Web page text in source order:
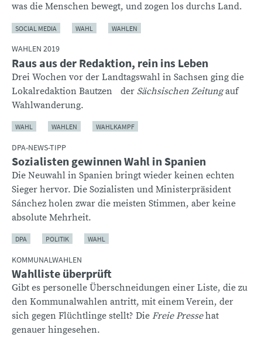
was die Menschen bewegt, und zogen los durchs Land.
SOCIAL MEDIA WAHL WAHLEN
WAHLEN 2019
Raus aus der Redaktion, rein ins Leben
Drei Wochen vor der Landtagswahl in Sachsen ging die
Lokalredaktion Bautzen der Sächsischen Zeitungauf
Wahlwanderung.
WAHL WAHLEN WAHLKAMPF
DPA-NEWS-TIPP
Sozialisten gewinnen Wahl in Spanien
Die Neuwahl in Spanien bringt wieder keinen echten
Sieger hervor. Die Sozialisten und Ministerpräsident
Sánchez holen zwar die meisten Stimmen, aber keine
absolute Mehrheit.
DPA POLITIK WAHL
KOMMUNALWAHLEN
Wahlliste überprüft
Gibt es personelle Überschneidungen einer Liste, die zu
den Kommunalwahlen antritt, mit einem Verein, der
sich gegen Flüchtlinge stellt? Die Freie Pressehat
genauer hingesehen.